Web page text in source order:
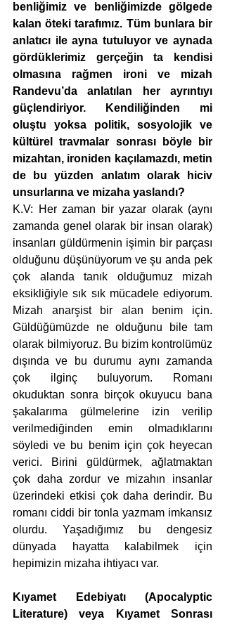
benliğimiz ve benliğimizde gölgede
kalan öteki tarafımız. Tüm bunlara bir
anlatıcı ile ayna tutuluyor ve aynada
gördüklerimiz gerçeğin ta kendisi
olmasına rağmen ironi ve mizah
Randevu’da anlatılan her ayrıntıyı
güçlendiriyor. Kendiliğinden mi
oluştu yoksa politik, sosyolojik ve
kültürel travmalar sonrası böyle bir
mizahtan, ironiden kaçılamazdı, metin
de bu yüzden anlatım olarak hiciv
unsurlarına ve mizaha yaslandı?
K.V: Her zaman bir yazar olarak (aynı
zamanda genel olarak bir insan olarak)
insanları güldürmenin işimin bir parçası
olduğunu düşünüyorum ve şu anda pek
çok alanda tanık olduğumuz mizah
eksikliğiyle sık sık mücadele ediyorum.
Mizah anarşist bir alan benim için.
Güldüğümüzde ne olduğunu bile tam
olarak bilmiyoruz. Bu bizim kontrolümüz
dışında ve bu durumu aynı zamanda
çok ilginç buluyorum. Romanı
okuduktan sonra birçok okuyucu bana
şakalarıma gülmelerine izin verilip
verilmediğinden emin olmadıklarını
söyledi ve bu benim için çok heyecan
verici. Birini güldürmek, ağlatmaktan
çok daha zordur ve mizahın insanlar
üzerindeki etkisi çok daha derindir. Bu
romanı ciddi bir tonla yazmam imkansız
olurdu. Yaşadığımız bu dengesiz
dünyada hayatta kalabilmek için
hepimizin mizaha ihtiyacı var.
Kıyamet Edebiyatı (Apocalyptic
Literature) veya Kıyamet Sonrası